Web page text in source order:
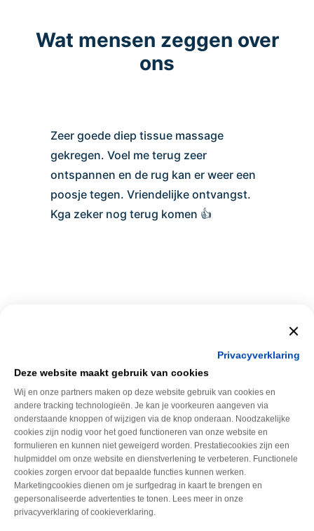
Wat mensen zeggen over
ons
Zeer goede diep tissue massage
gekregen. Voel me terug zeer
ontspannen en de rug kan er weer een
poosje tegen. Vriendelijke ontvangst.
Kga zeker nog terug komen 👍
Nico
Jeroen en Moira zijn 2 oprechte lieve
Privacyverklaring
Deze website maakt gebruik van cookies
Wij en onze partners maken op deze website gebruik van cookies en
andere tracking technologieën. Je kan je voorkeuren aangeven via
onderstaande knoppen of wijzigen via de knop onderaan. Noodzakelijke
cookies zijn nodig voor het goed functioneren van onze website en
formulieren en kunnen niet geweigerd worden. Prestatiecookies zijn een
hulpmiddel om onze website en dienstverlening te verbeteren. Functionele
cookies zorgen ervoor dat bepaalde functies kunnen werken.
Marketingcookies dienen om je surfgedrag in kaart te brengen en
gepersonaliseerde advertenties te tonen. Lees meer in onze
privacyverklaring of cookieverklaring.